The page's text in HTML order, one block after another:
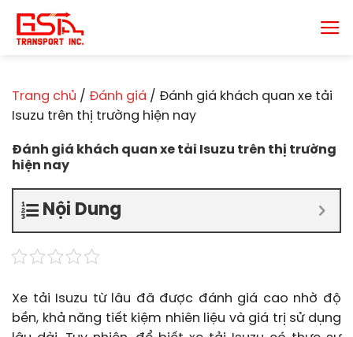
đến
nội
Trang chủ / Đánh giá / Đánh giá khách quan xe tải
Isuzu trên thị trường hiện nay
Đánh giá khách quan xe tải Isuzu trên thị trường
hiện nay
Nội Dung
Xe tải Isuzu từ lâu đã được đánh giá cao nhờ độ
bền, khả năng tiết kiệm nhiên liệu và giá trị sử dụng